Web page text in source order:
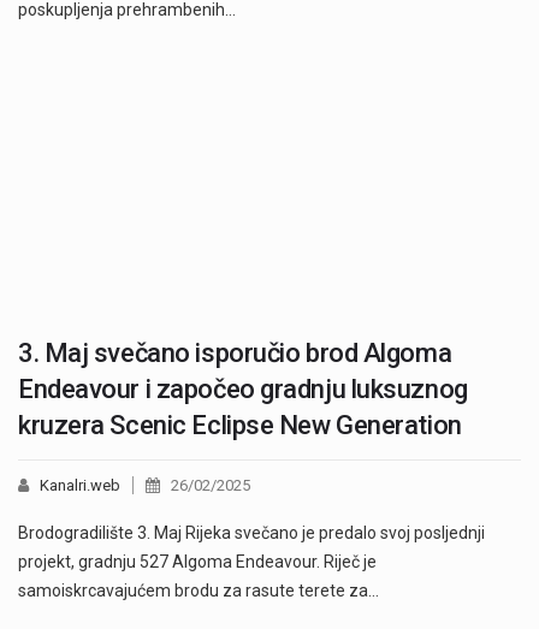
poskupljenja prehrambenih…
3. Maj svečano isporučio brod Algoma
Endeavour i započeo gradnju luksuznog
kruzera Scenic Eclipse New Generation
Kanalri.web 26/02/2025
Brodogradilište 3. Maj Rijeka svečano je predalo svoj posljednji
projekt, gradnju 527 Algoma Endeavour. Riječ je
samoiskrcavajućem brodu za rasute terete za…